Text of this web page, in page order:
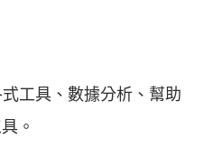
工具、數據分析、幫助
。